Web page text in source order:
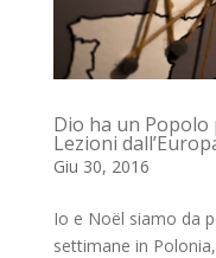
Dio ha un Popolo
Lezioni
Giu 30, 2016
Io e Noël siamo da
settimane in